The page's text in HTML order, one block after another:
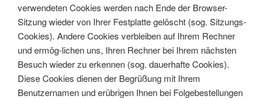
verwendeten Cookies werden nach Ende der Browser-
Sitzung wieder von Ihrer Festplatte gelöscht (sog. Sitzungs-
Cookies). Andere Cookies verbleiben auf Ihrem Rechner
und ermög-lichen uns, Ihren Rechner bei Ihrem nächsten
Besuch wieder zu erkennen (sog. dauerhafte Cookies).
Diese Cookies dienen der Begrüßung mit Ihrem
Benutzernamen und erübrigen Ihnen bei Folgebestellungen